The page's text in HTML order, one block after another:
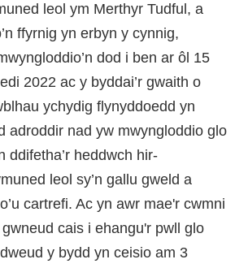
leol ym Merthyr Tudful, a
ffyrnig yn erbyn y cynnig,
dod i ben ar ôl 15
2022 ac y byddai’r gwaith o
ychydig flynyddoedd yn
adroddir nad yw mwyngloddio glo
ddifetha’r heddwch hir-
leol sy’n gallu gweld a
cartrefi. Ac yn awr mae'r cwmni
cais i ehangu'r pwll glo
y bydd yn ceisio am 3